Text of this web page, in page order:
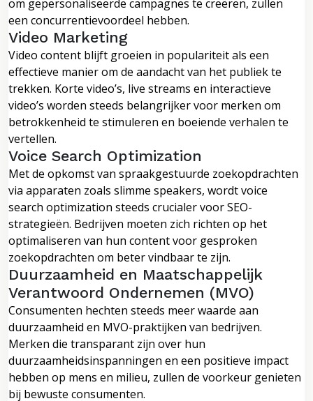
om gepersonaliseerde campagnes te creëren, zullen
een concurrentievoordeel hebben.
Video Marketing
Video content blijft groeien in populariteit als een
effectieve manier om de aandacht van het publiek te
trekken. Korte video’s, live streams en interactieve
video’s worden steeds belangrijker voor merken om
betrokkenheid te stimuleren en boeiende verhalen te
vertellen.
Voice Search Optimization
Met de opkomst van spraakgestuurde zoekopdrachten
via apparaten zoals slimme speakers, wordt voice
search optimization steeds crucialer voor SEO-
strategieën. Bedrijven moeten zich richten op het
optimaliseren van hun content voor gesproken
zoekopdrachten om beter vindbaar te zijn.
Duurzaamheid en Maatschappelijk
Verantwoord Ondernemen (MVO)
Consumenten hechten steeds meer waarde aan
duurzaamheid en MVO-praktijken van bedrijven.
Merken die transparant zijn over hun
duurzaamheidsinspanningen en een positieve impact
hebben op mens en milieu, zullen de voorkeur genieten
bij bewuste consumenten.